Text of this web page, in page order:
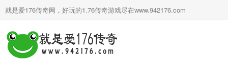
就是爱176传奇网，好玩的1.76传奇游戏尽在www.942176.com